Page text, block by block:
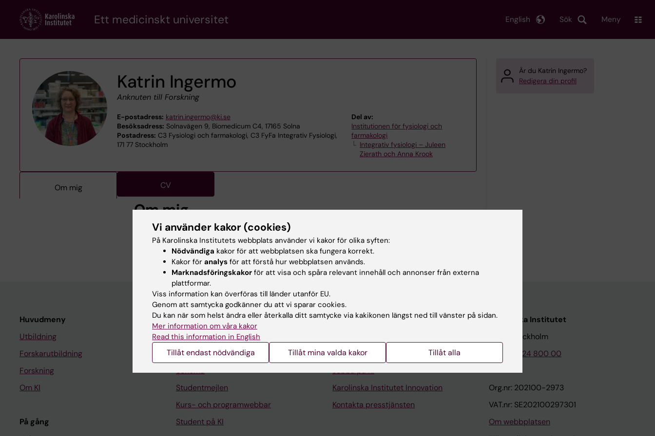
content
Ett medicinskt universitet Sök
English Meny
Katrin Ingermo
Anknuten till Forskning
E-postadress: katrin.ingermo@ki.se
Besöksadress: Solnavägen 9, Biomedicum C4, 17165 Solna
Postadress: C3 Fysiologi och farmakologi, C3 FyFa Integrativ Fysiologi,
171 77 Stockholm
Del av:
Institutionen för fysiologi och
farmakologi
Integrativ fysiologi – Juleen
Zierath och Anna Krook
Om mig CV
Om mig
Laboratorieansvarig i gruppen för Integrativ Fysiologi.
Mobiltelefon: 0709-502121
Är du Katrin Ingermo?
Redigera din profil
Huvudmeny
Utbildning
Forskarutbildning
Forskning
Om KI
På gång
Student
Ladok
Canvas
Schema
Studentmejlen
Kurs- och programwebbar
Student på KI
Kontakta och besök KI
Stöd forskning och utbildning
Jobba på KI
Karolinska Institutet Innovation
Kontakta presstjänsten
Karolinska Institutet
171 77 Stockholm
Tel: 08-524 800 00
Org.nr: 202100-2973
VAT.nr: SE202100297301
Om webbplatsen
Vi använder kakor (cookies)
På Karolinska Institutets webbplats använder vi kakor för olika syften:
Nödvändiga kakor för att webbplatsen ska fungera korrekt.
Kakor för analys för att förstå hur webbplatsen används.
Marknadsföringskakor för att visa och spåra relevant innehåll och annonser från externa
plattformar.
Viss information kan överföras till länder utanför EU.
Genom att samtycka godkänner du att vi sparar cookies.
Du kan när som helst ändra eller återkalla ditt samtycke via kakikonen längst ned till vänster på sidan.
Mer information om våra kakor
Read this information in English
Tillåt endast nödvändiga Tillåt mina valda kakor Tillåt alla